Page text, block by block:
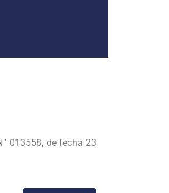
013558, de fecha 23